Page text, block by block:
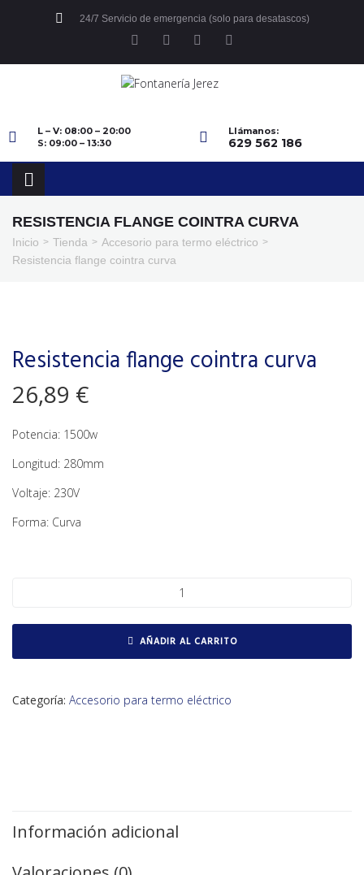
24/7 Servicio de emergencia (solo para desatascos)
L – V: 08:00 – 20:00
S: 09:00 – 13:30
Llámanos:
629 562 186
RESISTENCIA FLANGE COINTRA CURVA
Inicio > Tienda > Accesorio para termo eléctrico >
Resistencia flange cointra curva
Resistencia flange cointra curva
26,89 €
Potencia: 1500w
Longitud: 280mm
Voltaje: 230V
Forma: Curva
AÑADIR AL CARRITO
Categoría: Accesorio para termo eléctrico
Información adicional